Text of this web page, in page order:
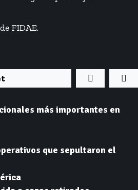
FIDAE.
más importantes en
que sepultaron el